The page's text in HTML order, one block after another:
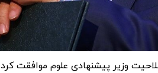
وزیر پیشنهادی علوم موافقت کرد